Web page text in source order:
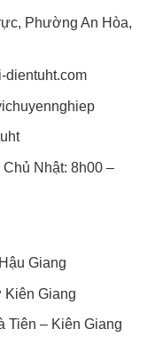
Phường An Hòa,
dientuht.com
Nhật: 8h00 –
Giang
Kiên Giang
Tiên – Kiên Giang